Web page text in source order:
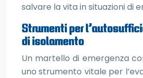
salvare la vita in situazioni di
Strumenti per
di isolamento
Un martello di emergenza
uno strumento vitale per